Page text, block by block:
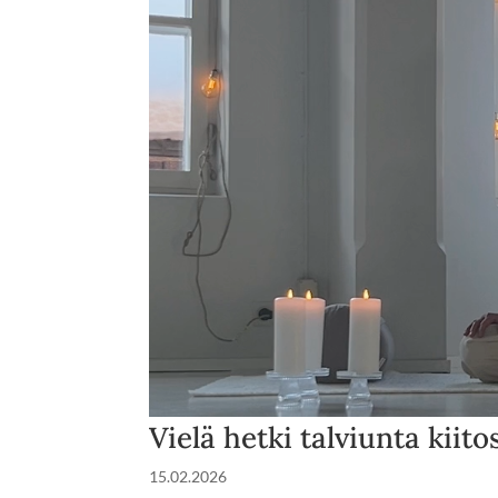
Vielä hetki talviunta
15.02.2026